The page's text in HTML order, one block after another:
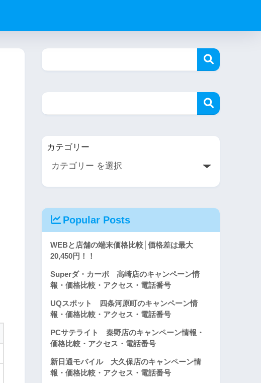
カテゴリー
Popular Posts
WEBと店舗の端末価格比較│価格差は最大
20,450円！！
Superダ・カーポ 高崎店のキャンペーン情
報・価格比較・アクセス・電話番号
UQスポット 四条河原町のキャンペーン情
報・価格比較・アクセス・電話番号
PCサテライト 秦野店のキャンペーン情報・
価格比較・アクセス・電話番号
新日通モバイル 大久保店のキャンペーン情
報・価格比較・アクセス・電話番号